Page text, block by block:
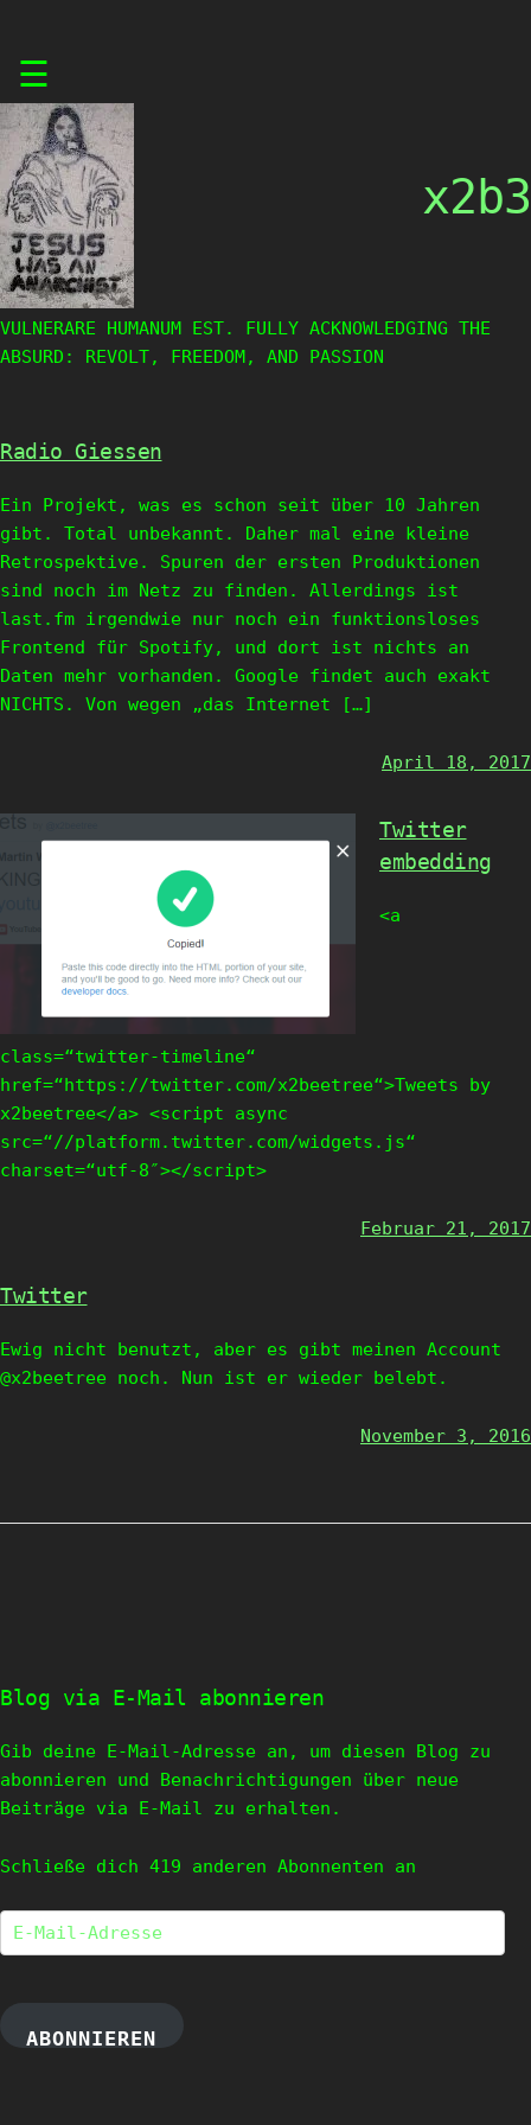
content
☰
x2b3
VULNERARE HUMANUM EST. FULLY ACKNOWLEDGING THE
ABSURD: REVOLT, FREEDOM, AND PASSION
Radio Giessen
Ein Projekt, was es schon seit über 10 Jahren
gibt. Total unbekannt. Daher mal eine kleine
Retrospektive. Spuren der ersten Produktionen
sind noch im Netz zu finden. Allerdings ist
last.fm irgendwie nur noch ein funktionsloses
Frontend für Spotify, und dort ist nichts an
Daten mehr vorhanden. Google findet auch exakt
NICHTS. Von wegen „das Internet […]
April 18, 2017
Twitter
embedding
<a
class=“twitter-timeline“
href=“https://twitter.com/x2beetree“>Tweets by
x2beetree</a> <script async
src=“//platform.twitter.com/widgets.js“
charset=“utf-8″></script>
Februar 21, 2017
Twitter
Ewig nicht benutzt, aber es gibt meinen Account
@x2beetree noch. Nun ist er wieder belebt.
November 3, 2016
Blog via E-Mail abonnieren
Gib deine E-Mail-Adresse an, um diesen Blog zu
abonnieren und Benachrichtigungen über neue
Beiträge via E-Mail zu erhalten.
Schließe dich 419 anderen Abonnenten an
E-
Mail-
ABONNIEREN